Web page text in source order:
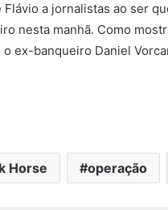
Flávio a jornalistas ao ser
nesta manhã. Como
ex-banqueiro Daniel
Horse operação